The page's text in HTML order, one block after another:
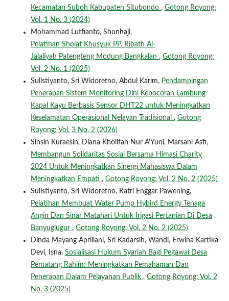
Kecamatan Suboh Kabupaten Situbondo , Gotong Royong:
Vol. 1 No. 3 (2024)
Mohammad Lutfianto, Shonhaji,
Pelatihan Sholat Khusyuk PP. Ribath Al-
Jalaliyah Patengteng Modung Bangkalan , Gotong Royong:
Vol. 2 No. 1 (2025)
Sulistiyanto, Sri Widoretno, Abdul Karim, Pendampingan
Penerapan Sistem Monitoring Dini Kebocoran Lambung
Kapal Kayu Berbasis Sensor DHT22 untuk Meningkatkan
Keselamatan Operasional Nelayan Tradisional , Gotong
Royong: Vol. 3 No. 2 (2026)
Sinsin Kuraesin, Diana Kholifah Nur A'Yuni, Marsani Asfi,
Membangun Solidaritas Sosial Bersama Himasi Charity
2024 Untuk Meningkatkan Sinergi Mahasiswa Dalam
Meningkatkan Empati , Gotong Royong: Vol. 2 No. 2 (2025)
Sulistiyanto, Sri Widoretno, Ratri Enggar Pawening,
Pelatihan Membuat Water Pump Hybird Energy Tenaga
Angin Dan Sinar Matahari Untuk Irigasi Pertanian Di Desa
Banyuglugur , Gotong Royong: Vol. 2 No. 2 (2025)
Dinda Mayang Apriliani, Sri Kadarsih, Wandi, Erwina Kartika
Devi, Isna, Sosialisasi Hukum Syariah Bagi Pegawai Desa
Pematang Rahim: Meningkatkan Pemahaman Dan
Penerapan Dalam Pelayanan Publik , Gotong Royong: Vol. 2
No. 3 (2025)